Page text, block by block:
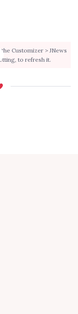
Customizer > JNews
to refresh it.